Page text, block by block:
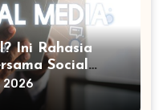
Ini Rahasia
Social
2026